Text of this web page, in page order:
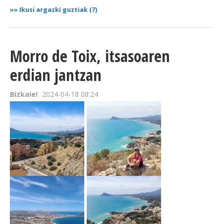
»» Ikusi argazki guztiak (7)
Morro de Toix, itsasoaren
erdian jantzan
Bizkaie! 2024-04-18 08:24